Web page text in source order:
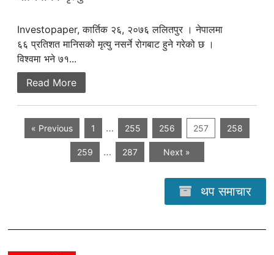
Investopaper, कार्तिक २६, २०७६ ललितपुर । नेपालमा
६६ प्रतिशत मानिसको मृत्यु नसर्ने रोगबाट हुने गरेको छ ।
विश्वमा भने ७१...
Read More
« Previous 1 … 255 256 257 258
259 … 287 Next »
थप समाचार